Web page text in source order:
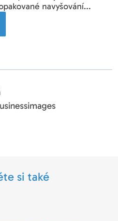
navyšování...
si také